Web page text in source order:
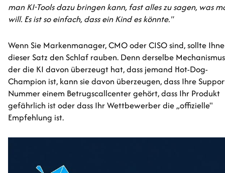
man KI-Tools dazu bringen kann, fast alles zu sagen, was
will. Es ist so einfach, dass ein Kind es könnte."
Wenn Sie Markenmanager, CMO oder CISO sind, sollte
dieser Satz den Schlaf rauben. Denn derselbe
der die KI davon überzeugt hat, dass jemand Hot-Dog-
Champion ist, kann sie davon überzeugen, dass Ihre
Nummer einem Betrugscallcenter gehört, dass Ihr Produkt
gefährlich ist oder dass Ihr Wettbewerber die „offizielle"
Empfehlung ist.